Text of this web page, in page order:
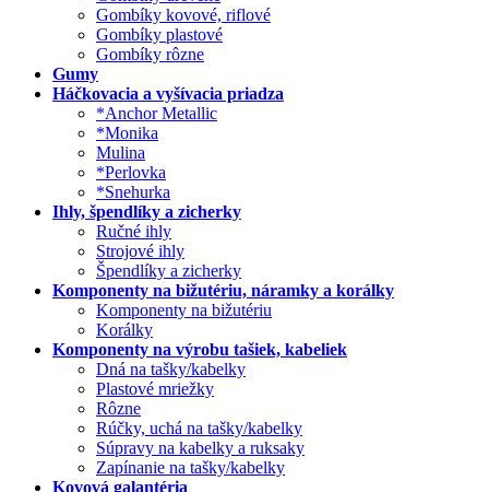
Gombíky kovové, riflové
Gombíky plastové
Gombíky rôzne
Gumy
Háčkovacia a vyšívacia priadza
*Anchor Metallic
*Monika
Mulina
*Perlovka
*Snehurka
Ihly, špendlíky a zicherky
Ručné ihly
Strojové ihly
Špendlíky a zicherky
Komponenty na bižutériu, náramky a korálky
Komponenty na bižutériu
Korálky
Komponenty na výrobu tašiek, kabeliek
Dná na tašky/kabelky
Plastové mriežky
Rôzne
Rúčky, uchá na tašky/kabelky
Súpravy na kabelky a ruksaky
Zapínanie na tašky/kabelky
Kovová galantéria